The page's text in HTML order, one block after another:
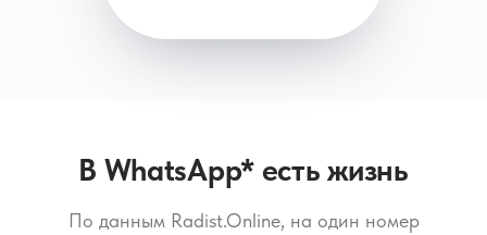
В WhatsApp* есть жизнь
По данным Radist.Online, на один номер